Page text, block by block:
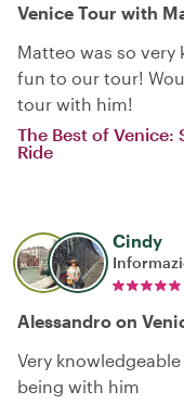
Venice Tour with
Matteo was so very
fun to our tour!
tour with him!
The Best of Venice:
Ride
Cindy
Alessandro on
Very
being with him